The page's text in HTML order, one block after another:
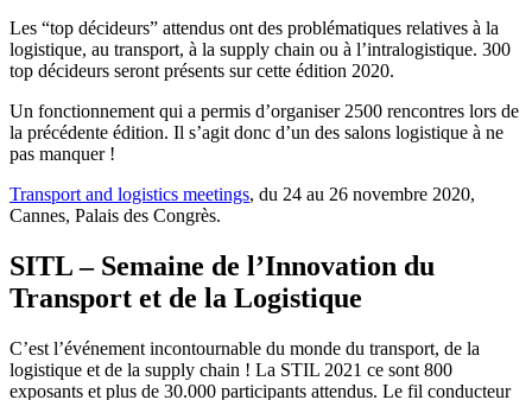
Les “top décideurs” attendus ont des problématiques relatives à la
logistique, au transport, à la supply chain ou à l’intralogistique. 300
top décideurs seront présents sur cette édition 2020.
Un fonctionnement qui a permis d’organiser 2500 rencontres lors de
la précédente édition. Il s’agit donc d’un des salons logistique à ne
pas manquer !
Transport and logistics meetings, du 24 au 26 novembre 2020,
Cannes, Palais des Congrès.
SITL – Semaine de l’Innovation du
Transport et de la Logistique
C’est l’événement incontournable du monde du transport, de la
logistique et de la supply chain ! La STIL 2021 ce sont 800
exposants et plus de 30.000 participants attendus. Le fil conducteur